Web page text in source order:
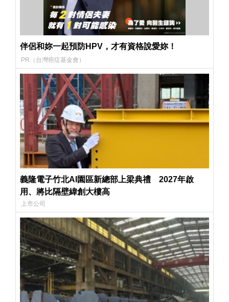
伴侶和妳一起預防HPV，才有資格說愛妳！
PR（台灣癌症基金會）
義隆電子竹北AI園區新總部上梁典禮 2027年啟
用、將比隔壁緯創大樓高
上市公司